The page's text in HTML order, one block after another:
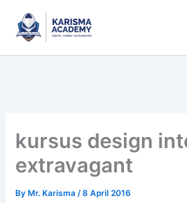
content
kursus design
extravagant
By Mr. Karisma/8 April 2016